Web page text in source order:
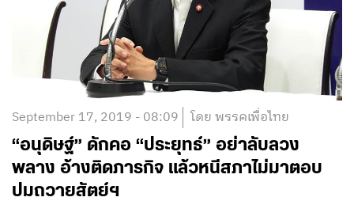
September 17, 2019 - 08:09 โดย พรรคเพื่อไทย
“อนุดิษฐ์” ดักคอ “ประยุทธ์” อย่าลับลวง
พลาง อ้างติดภารกิจ แล้วหนีสภาไม่มาตอบ
ปมถวายสัตย์ฯ